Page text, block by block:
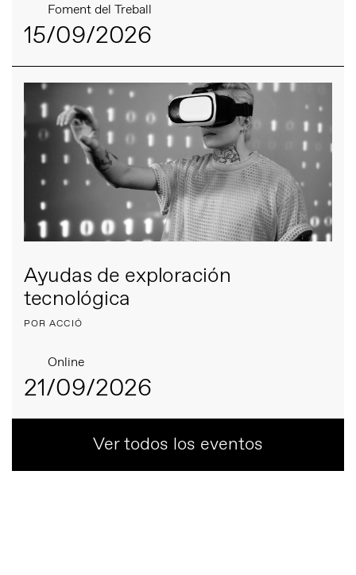
Foment del Treball
15/09/2026
Ayudas de exploración
tecnológica
POR ACCIÓ
Online
21/09/2026
Ver todos los eventos